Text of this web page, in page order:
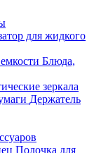
для жидкого
Блюда,
зеркала
Держатель
Полочка для